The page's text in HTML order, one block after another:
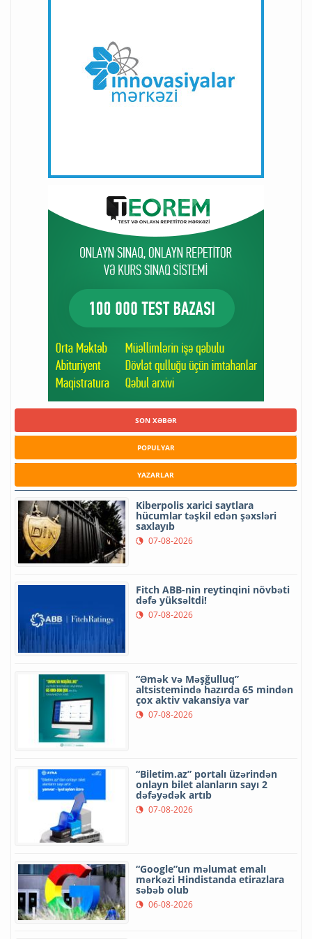
SON XƏBƏR
POPULYAR
YAZARLAR
Kiberpolis xarici saytlara
hücumlar təşkil edən şəxsləri
saxlayıb
07-08-2026
Fitch ABB-nin reytinqini növbəti
dəfə yüksəltdi!
07-08-2026
“Əmək və Məşğulluq”
altsistemində hazırda 65 mindən
çox aktiv vakansiya var
07-08-2026
“Biletim.az” portalı üzərindən
onlayn bilet alanların sayı 2
dəfəyədək artıb
07-08-2026
“Google”un məlumat emalı
mərkəzi Hindistanda etirazlara
səbəb olub
06-08-2026